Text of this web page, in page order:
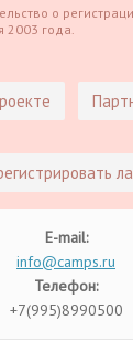
о
2003 года.
E-mail:
info@camps.ru
Телефон:
+7(995)8990500